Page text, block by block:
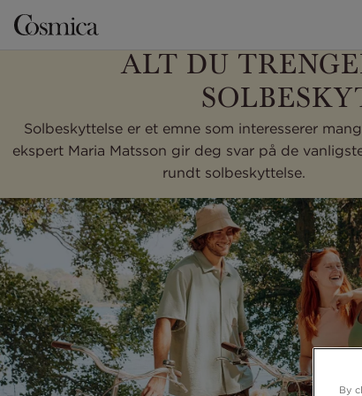
ALT DU
Solbeskyttelse er et emne som interesserer
ekspert Maria Matsson gir deg svar på de
rundt solbeskyttelse.
By